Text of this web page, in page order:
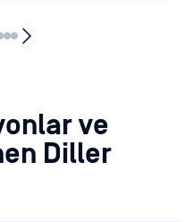
ve
Diller